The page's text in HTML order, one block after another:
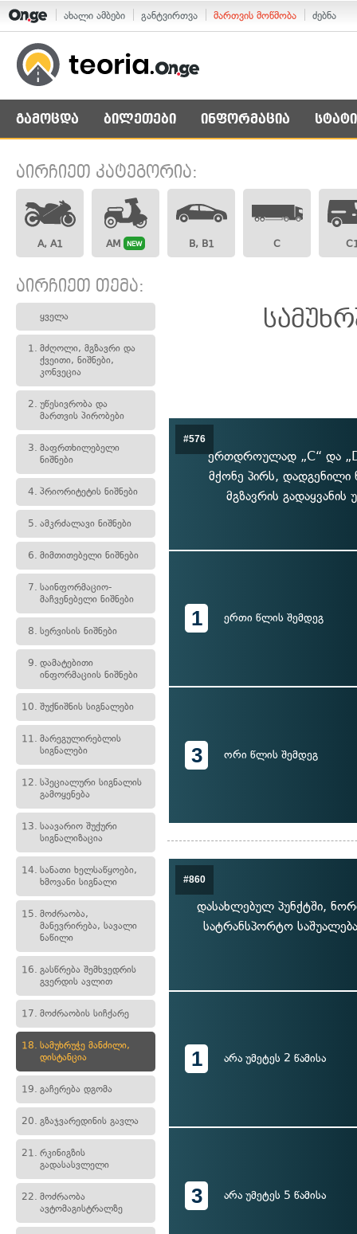
ახალი ამბები განტვირთვა მართვის მოწმობა ძებნა
გამოცდა ბილეთები ინფორმაცია
აირჩიეთ კატეგორია:
A, A1 AM NEW B, B1 C
აირჩიეთ თემა:
ყველა
1. მძღოლი, მგზავრი და
ქვეითი, ნიშნები,
კონვეცია
2. უწესივრობა და
მართვის პირობები
3. მაფრთხილებელი
ნიშნები
4. პრიორიტეტის ნიშნები
5. ამკრძალავი ნიშნები
6. მიმთითებელი ნიშნები
7. საინფორმაციო-
მაჩვენებელი ნიშნები
8. სერვისის ნიშნები
9. დამატებითი
ინფორმაციის ნიშნები
10. შუქნიშნის სიგნალები
11. მარეგულირებლის
სიგნალები
12. სპეციალური სიგნალის
გამოყენება
13. საავარიო შუქური
სიგნალიზაცია
14. სანათი ხელსაწყოები,
ხმოვანი სიგნალი
15. მოძრაობა,
მანევრირება, სავალი
ნაწილი
16. გასწრება შემხვედრის
გვერდის ავლით
17. მოძრაობის სიჩქარე
18. სამუხრუჭე მანძილი,
დისტანცია
19. გაჩერება დგომა
20. გზაჯვარედინის გავლა
21. რკინიგზის
გადასასვლელი
22. მოძრაობა
ავტომაგისტრალზე
#576
ერთდროულად „C“ და
მქონე პირს, დადგენილი
მგზავრის
1 ერთი წლის შემდეგ
3 ორი წლის შემდეგ
#860
დასახლებულ პუნქტში,
სატრანსპორტო
1 არა უმეტეს 2 წამისა
3 არა უმეტეს 5 წამისა